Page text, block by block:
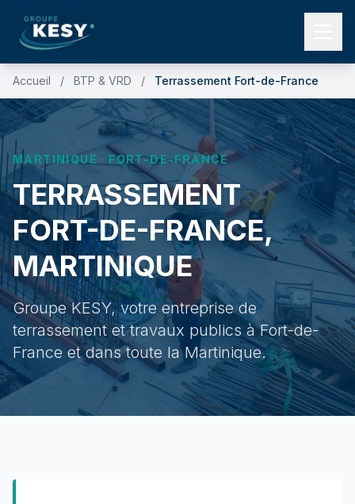
Accueil / BTP & VRD / Terrassement Fort-de-France
MARTINIQUE · FORT-DE-FRANCE
TERRASSEMENT
FORT-DE-FRANCE,
MARTINIQUE
Groupe KESY, votre entreprise de
terrassement et travaux publics à Fort-de-
France et dans toute la Martinique.